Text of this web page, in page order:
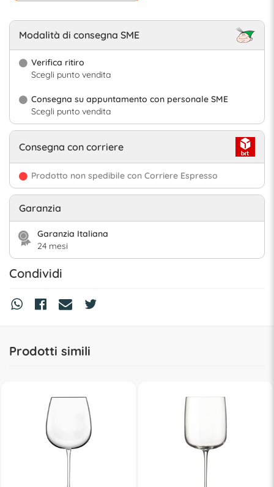
Modalità di consegna SME
Verifica ritiro
Scegli punto vendita
Consegna su appuntamento con personale SME
Scegli punto vendita
Consegna con corriere
Prodotto non spedibile con Corriere Espresso
Garanzia
Garanzia Italiana
24 mesi
Condividi
Prodotti simili